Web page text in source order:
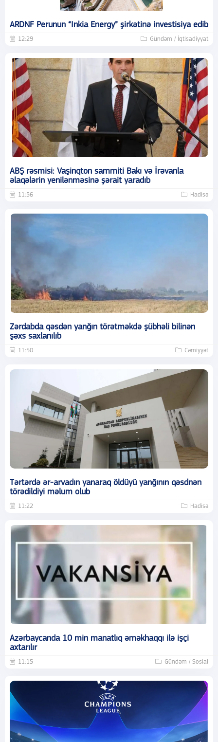
ARDNF Perunun “Inkia Energy” şirkətinə investisiya edib
12:29 Gündəm / İqtisadiyyat
ABŞ rəsmisi: Vaşinqton sammiti Bakı və İrəvanla
əlaqələrin yenilənməsinə şərait yaradıb
11:56 Hadisə
Zərdabda qəsdən yanğın törətməkdə şübhəli bilinən
şəxs saxlanılıb
11:50 Cəmiyyət
Tərtərdə ər-arvadın yanaraq öldüyü yanğının qəsdnən
törədildiyi məlum olub
11:22 Hadisə
Azərbaycanda 10 min manatlıq əməkhaqqı ilə işçi
axtarılır
11:15 Gündəm / Sosial